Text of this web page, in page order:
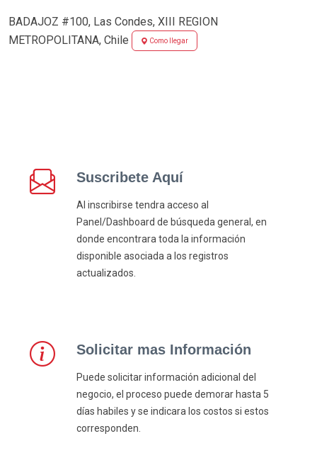
BADAJOZ #100, Las Condes, XIII REGION
METROPOLITANA, Chile
Como llegar
Suscribete Aquí
Al inscribirse tendra acceso al
Panel/Dashboard de búsqueda general, en
donde encontrara toda la información
disponible asociada a los registros
actualizados.
Solicitar mas Información
Puede solicitar información adicional del
negocio, el proceso puede demorar hasta 5
días habiles y se indicara los costos si estos
corresponden.